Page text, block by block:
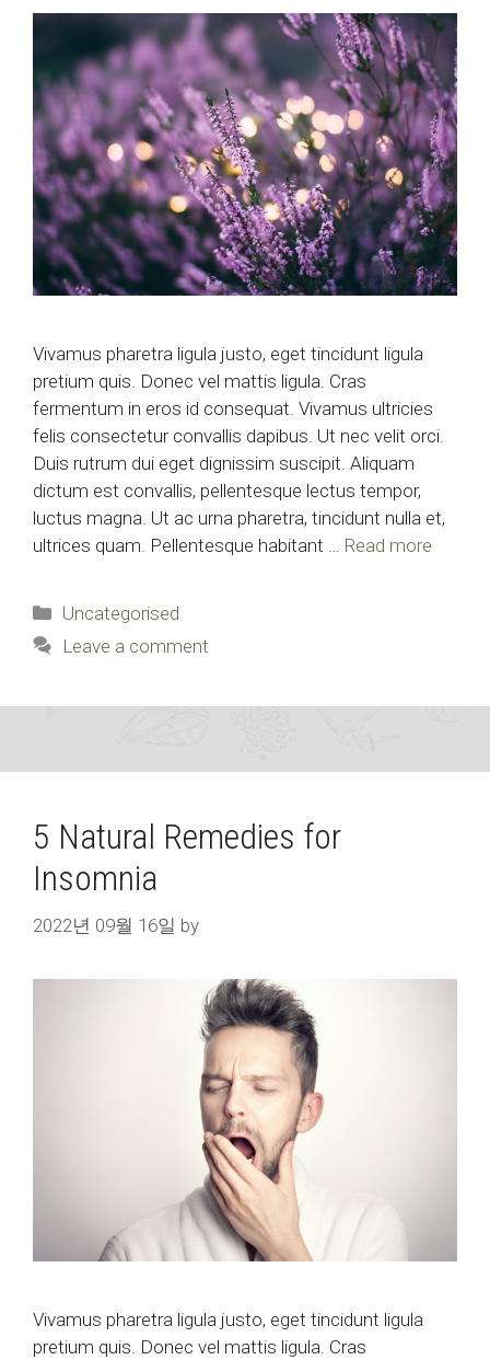
Vivamus pharetra ligula justo, eget tincidunt ligula
pretium quis. Donec vel mattis ligula. Cras
fermentum in eros id consequat. Vivamus ultricies
felis consectetur convallis dapibus. Ut nec velit orci.
Duis rutrum dui eget dignissim suscipit. Aliquam
dictum est convallis, pellentesque lectus tempor,
luctus magna. Ut ac urna pharetra, tincidunt nulla et,
ultrices quam. Pellentesque habitant … Read more
Categories
Uncategorised
Leave a comment
5 Natural Remedies for
Insomnia
2022년 09월 16일 by
Vivamus pharetra ligula justo, eget tincidunt ligula
pretium quis. Donec vel mattis ligula. Cras